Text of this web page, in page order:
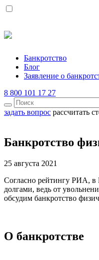
Банкротство
Блог
Заявление о
8 800 101 17 27
задать вопрос рассчитать
Банкротство
25 августа 2021
Согласно рейтингу РИА, в
долгами, ведь от
обсудим банкротство
О банкротстве